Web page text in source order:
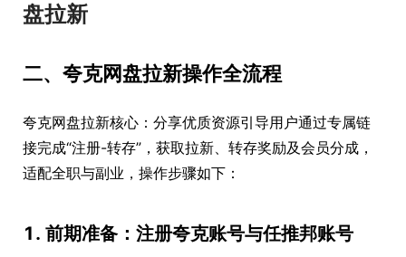
盘拉新
二、夸克网盘拉新操作全流程
夸克网盘拉新核心：分享优质资源引导用户通过专属链
接完成“注册-转存”，获取拉新、转存奖励及会员分成，
适配全职与副业，操作步骤如下：
1. 前期准备：注册夸克账号与任推邦账号